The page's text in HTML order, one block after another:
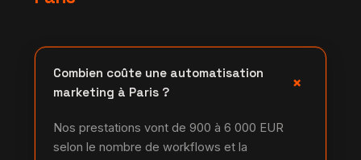
Combien coûte une automatisation
marketing à Paris ?
+
Nos prestations vont de 900 à 6 000 EUR
selon le nombre de workflows et la